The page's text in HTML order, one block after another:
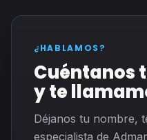
¿HABLAMOS?
Cuéntanos
y te
Déjanos tu nombre,
especialista de